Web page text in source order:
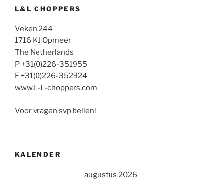
L&L CHOPPERS
Veken 244
1716 KJ Opmeer
The Netherlands
P +31(0)226-351955
F +31(0)226-352924
www.L-L-choppers.com
Voor vragen svp bellen!
KALENDER
augustus 2026